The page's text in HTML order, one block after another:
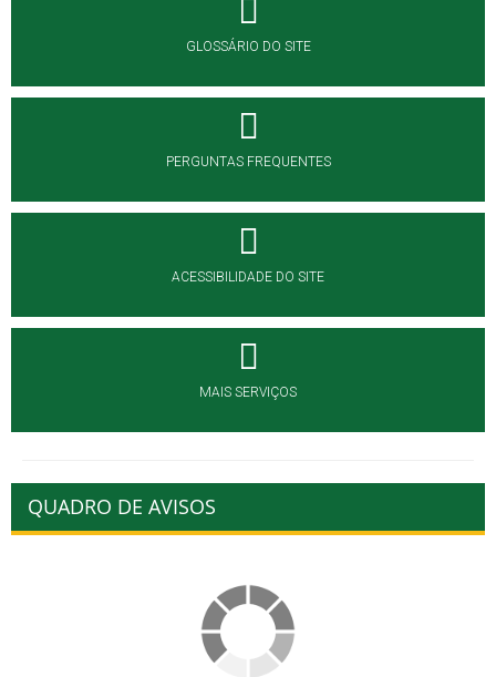
GLOSSÁRIO DO SITE
PERGUNTAS FREQUENTES
ACESSIBILIDADE DO SITE
MAIS SERVIÇOS
QUADRO DE AVISOS